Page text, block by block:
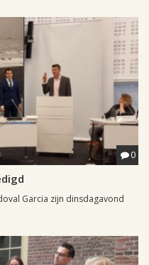
0
Garcia zijn dinsdagavond